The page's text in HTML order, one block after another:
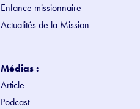
Enfance missionnaire
Actualités de la Mission
Médias :
Article
Podcast